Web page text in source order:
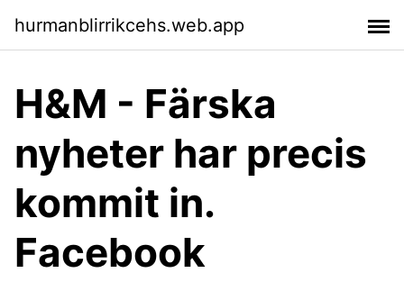
hurmanblirrikcehs.web.app
H&M - Färska
nyheter har precis
kommit in.
Facebook